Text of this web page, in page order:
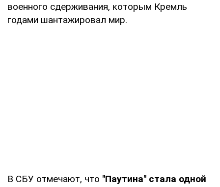
военного сдерживания, которым Кремль
годами шантажировал мир.
В СБУ отмечают, что "Паутина" стала одной